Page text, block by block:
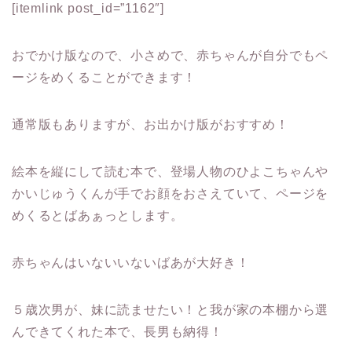
[itemlink post_id=”1162″]
おでかけ版なので、小さめで、赤ちゃんが自分でもペ
ージをめくることができます！
通常版もありますが、お出かけ版がおすすめ！
絵本を縦にして読む本で、登場人物のひよこちゃんや
かいじゅうくんが手でお顔をおさえていて、ページを
めくるとばあぁっとします。
赤ちゃんはいないいないばあが大好き！
５歳次男が、妹に読ませたい！と我が家の本棚から選
んできてくれた本で、長男も納得！